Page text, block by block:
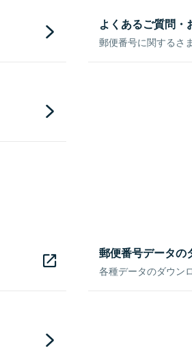
よくあるご質問・
郵便番号に関するさ
郵便番号データの
各種データのダウン